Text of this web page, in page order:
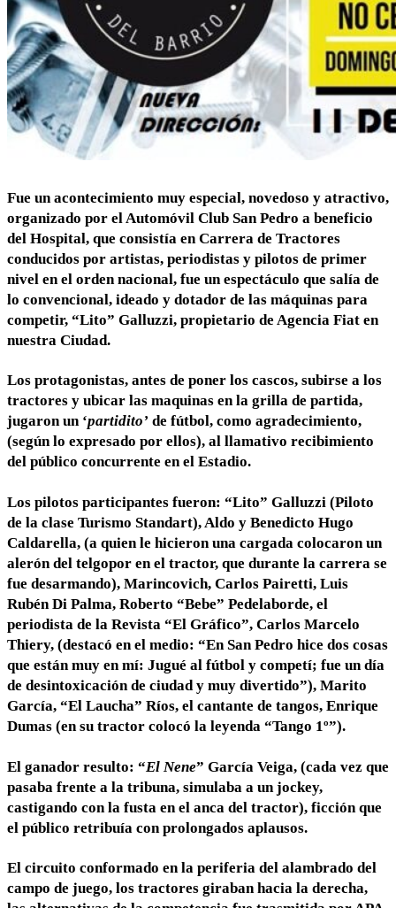
Fue un acontecimiento muy especial, novedoso y atractivo,
organizado por el Automóvil Club San Pedro a beneficio
del Hospital, que consistía en Carrera de Tractores
conducidos por artistas, periodistas y pilotos de primer
nivel en el orden nacional, fue un espectáculo que salía de
lo convencional, ideado y dotador de las máquinas para
competir, “Lito” Galluzzi, propietario de Agencia Fiat en
nuestra Ciudad.
Los protagonistas, antes de poner los cascos, subirse a los
tractores y ubicar las maquinas en la grilla de partida,
jugaron un ‘partidito’ de fútbol, como agradecimiento,
(según lo expresado por ellos), al llamativo recibimiento
del público concurrente en el Estadio.
Los pilotos participantes fueron: “Lito” Galluzzi (Piloto
de la clase Turismo Standart), Aldo y Benedicto Hugo
Caldarella, (a quien le hicieron una cargada colocaron un
alerón del telgopor en el tractor, que durante la carrera se
fue desarmando), Marincovich, Carlos Pairetti, Luis
Rubén Di Palma, Roberto “Bebe” Pedelaborde, el
periodista de la Revista “El Gráfico”, Carlos Marcelo
Thiery, (destacó en el medio: “En San Pedro hice dos cosas
que están muy en mí: Jugué al fútbol y competí; fue un día
de desintoxicación de ciudad y muy divertido”), Marito
García, “El Laucha” Ríos, el cantante de tangos, Enrique
Dumas (en su tractor colocó la leyenda “Tango 1º”).
El ganador resulto: “El Nene” García Veiga, (cada vez que
pasaba frente a la tribuna, simulaba a un jockey,
castigando con la fusta en el anca del tractor), ficción que
el público retribuía con prolongados aplausos.
El circuito conformado en la periferia del alambrado del
campo de juego, los tractores giraban hacia la derecha,